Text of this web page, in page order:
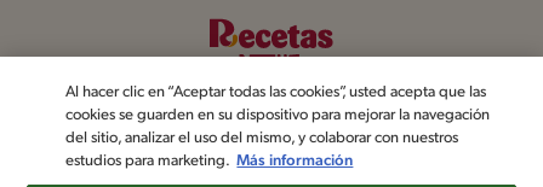
Al hacer clic en “Aceptar todas las cookies”, usted acepta que las
cookies se guarden en su dispositivo para mejorar la navegación
del sitio, analizar el uso del mismo, y colaborar con nuestros
estudios para marketing. Más información